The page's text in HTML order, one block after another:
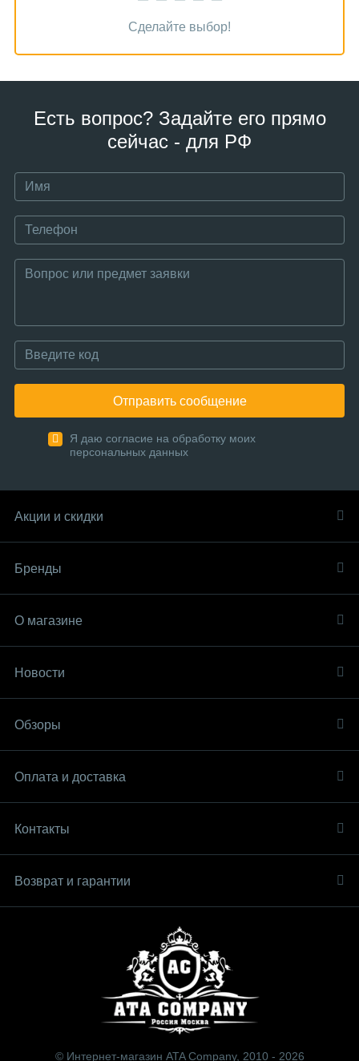
Сделайте выбор!
Есть вопрос? Задайте его прямо
сейчас - для РФ
Отправить сообщение
Я даю согласие на обработку моих
персональных данных
Акции и скидки
Бренды
О магазине
Новости
Обзоры
Оплата и доставка
Контакты
Возврат и гарантии
© Интернет-магазин ATA Company, 2010 - 2026